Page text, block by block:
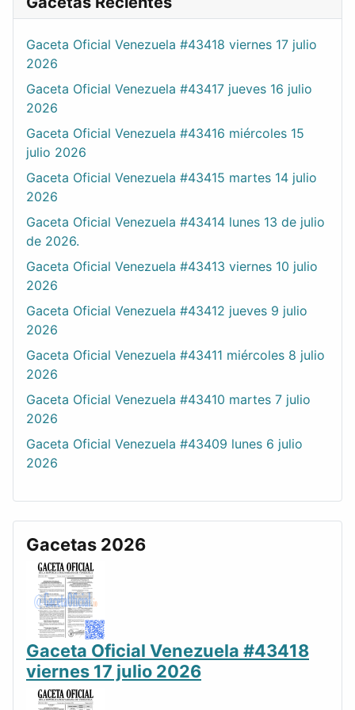
Gaceta Oficial Venezuela #43418 viernes 17 julio
2026
Gaceta Oficial Venezuela #43417 jueves 16 julio
2026
Gaceta Oficial Venezuela #43416 miércoles 15
julio 2026
Gaceta Oficial Venezuela #43415 martes 14 julio
2026
Gaceta Oficial Venezuela #43414 lunes 13 de julio
de 2026.
Gaceta Oficial Venezuela #43413 viernes 10 julio
2026
Gaceta Oficial Venezuela #43412 jueves 9 julio
2026
Gaceta Oficial Venezuela #43411 miércoles 8 julio
2026
Gaceta Oficial Venezuela #43410 martes 7 julio
2026
Gaceta Oficial Venezuela #43409 lunes 6 julio
2026
Gacetas 2026
Gaceta Oficial Venezuela #43418
viernes 17 julio 2026